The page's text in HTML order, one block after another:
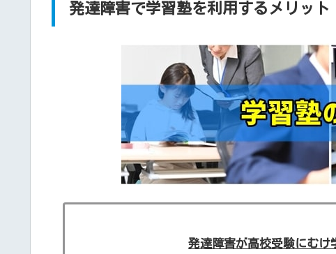
発達障害で学習塾を利用するメリット
発達障害が高校受験にむけ